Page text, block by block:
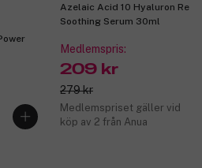
Azelaic Acid 10 Hyaluron
Soothing Serum 30ml
Medlemspris:
209 kr
279 kr
Medlemspriset gäller vid
köp av 2 från Anua